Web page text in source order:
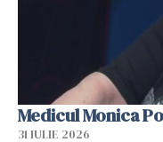
Medicul Monica
31 IULIE 2026